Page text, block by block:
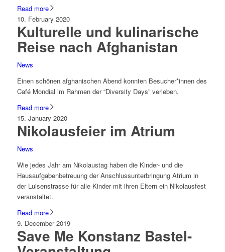
Read more
10. February 2020
Kulturelle und kulinarische
Reise nach Afghanistan
News
Einen schönen afghanischen Abend konnten Besucher*innen des
Café Mondial im Rahmen der “Diversity Days” verleben.
Read more
15. January 2020
Nikolausfeier im Atrium
News
Wie jedes Jahr am Nikolaustag haben die Kinder- und die
Hausaufgabenbetreuung der Anschlussunterbringung Atrium in
der Luisenstrasse für alle Kinder mit ihren Eltern ein Nikolausfest
veranstaltet.
Read more
9. December 2019
Save Me Konstanz Bastel-